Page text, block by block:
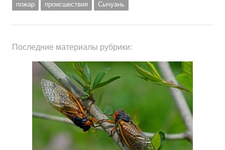
пожар происшествия Сычуань
Последние материалы рубрики: